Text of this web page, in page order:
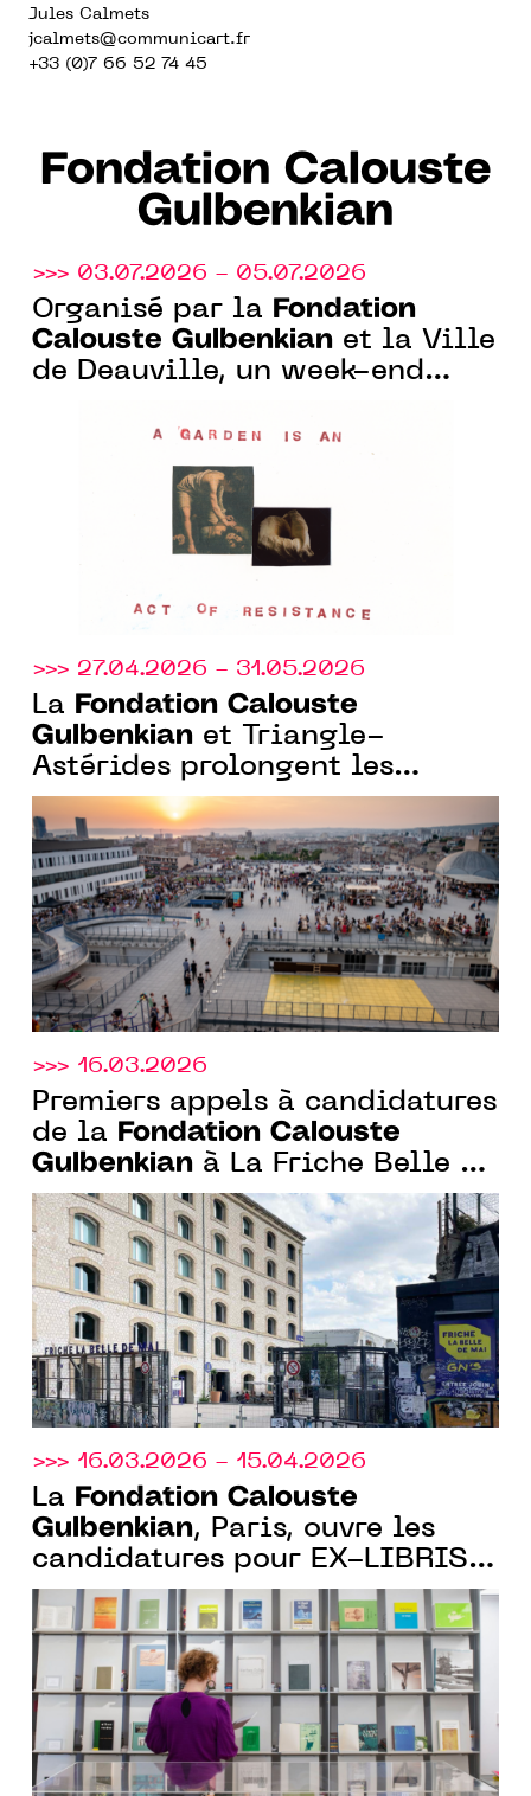
Jules Calmets
jcalmets@communicart.fr
+33 (0)7 66 52 74 45
Fondation Calouste
Gulbenkian
>>> 03.07.2026 - 05.07.2026
Organisé par la
Fondation
Calouste Gulbenkian et la Ville
de Deauville, un week-end
Gulbenkian, à Benerville-sur-
>>> 27.04.2026 - 31.05.2026
La
Fondation Calouste
Gulbenkian et Triangle-
Astérides prolongent les
candidatures pour la résidence
curatoriale à la Friche la Belle
de Mai, Marseille
>>> 16.03.2026
Premiers appels à candidatures
de la
Fondation Calouste
Gulbenkian à La Friche Belle de
Mai et à la Bibliothèque
Gulbenkian et lancement du 4ᵉ
Prix Art Ensemble avec le
CENTQUATRE-PARIS
>>> 16.03.2026 - 15.04.2026
La
Fondation Calouste
Gulbenkian, Paris, ouvre les
candidatures pour EX-LIBRIS,
sa nouvelle résidence
artistique au cœur de la
bibliothèque Gulbenkian